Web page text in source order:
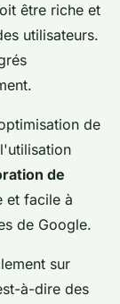
être riche et
utilisateurs.
de
de
et facile à
de Google.
sur
à-dire des